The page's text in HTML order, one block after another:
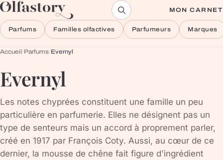
Aller au contenu MON CARNET
Parfums Familles olfactives Parfumeurs Marques
Accueil/Parfums/Evernyl
Evernyl
Les notes chyprées constituent une famille un peu
particulière en parfumerie. Elles ne désignent pas un
type de senteurs mais un accord à proprement parler,
créé en 1917 par François Coty. Aussi, au cœur de ce
dernier, la mousse de chêne fait figure d'ingrédient